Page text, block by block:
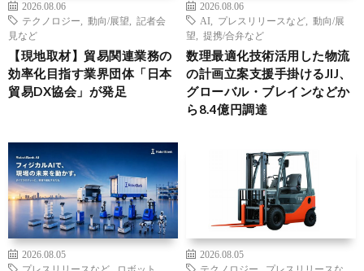
2026.08.06
テクノロジー
動向/展望
記者会
見など
【現地取材】貿易関連業務の
効率化目指す業界団体「日本
貿易DX協会」が発足
2026.08.06
AI
プレスリリースなど
動向/展
望
提携/合弁など
数理最適化技術活用した物流
の計画立案支援手掛けるJIJ、
グローバル・ブレインなどか
ら8.4億円調達
2026.08.05
プレスリリースなど
ロボット
2026.08.05
テクノロジー
プレスリリースな